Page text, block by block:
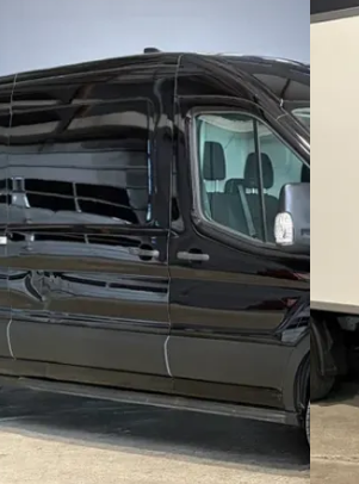
apple carplay adaptieve
cruisecontrol trekhaak android
auto verwarmde voorruit
parkeersensoren bijrijdersbank vzr
37 d
€ 24.900
v.a. € 528/mnd
Marktconform
2023 · 102.649 km · Diesel ·
Handgeschakeld
Van der Wal Vans
· Langerak
Bekijk aanbieding →
2 0
2022
Van
Vergelijk